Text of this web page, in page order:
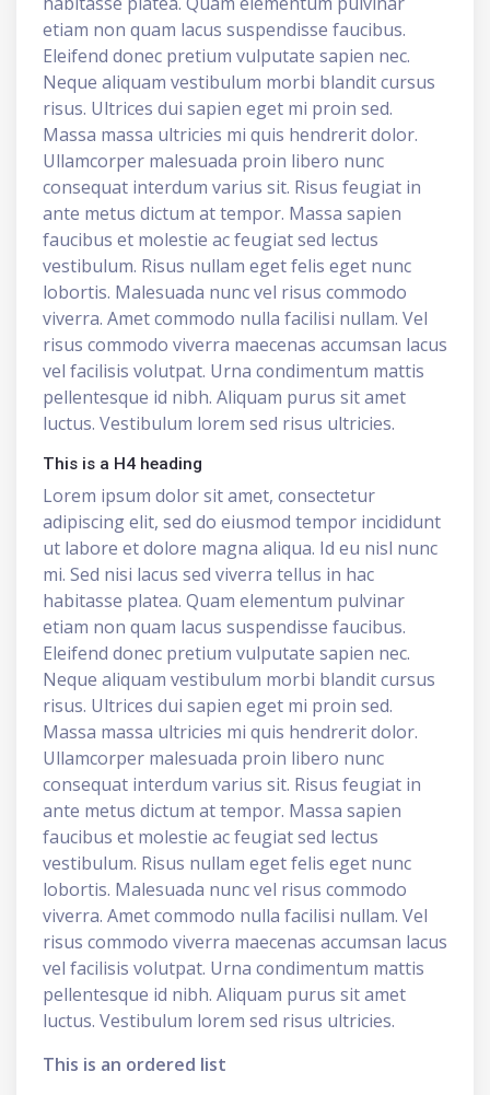
etiam non quam lacus suspendisse faucibus.
Eleifend donec pretium vulputate sapien nec.
Neque aliquam vestibulum morbi blandit cursus
risus. Ultrices dui sapien eget mi proin sed.
Massa massa ultricies mi quis hendrerit dolor.
Ullamcorper malesuada proin libero nunc
consequat interdum varius sit. Risus feugiat in
ante metus dictum at tempor. Massa sapien
faucibus et molestie ac feugiat sed lectus
vestibulum. Risus nullam eget felis eget nunc
lobortis. Malesuada nunc vel risus commodo
viverra. Amet commodo nulla facilisi nullam. Vel
risus commodo viverra maecenas accumsan lacus
vel facilisis volutpat. Urna condimentum mattis
pellentesque id nibh. Aliquam purus sit amet
luctus. Vestibulum lorem sed risus ultricies.
This is a H4 heading
Lorem ipsum dolor sit amet, consectetur
adipiscing elit, sed do eiusmod tempor incididunt
ut labore et dolore magna aliqua. Id eu nisl nunc
mi. Sed nisi lacus sed viverra tellus in hac
habitasse platea. Quam elementum pulvinar
etiam non quam lacus suspendisse faucibus.
Eleifend donec pretium vulputate sapien nec.
Neque aliquam vestibulum morbi blandit cursus
risus. Ultrices dui sapien eget mi proin sed.
Massa massa ultricies mi quis hendrerit dolor.
Ullamcorper malesuada proin libero nunc
consequat interdum varius sit. Risus feugiat in
ante metus dictum at tempor. Massa sapien
faucibus et molestie ac feugiat sed lectus
vestibulum. Risus nullam eget felis eget nunc
lobortis. Malesuada nunc vel risus commodo
viverra. Amet commodo nulla facilisi nullam. Vel
risus commodo viverra maecenas accumsan lacus
vel facilisis volutpat. Urna condimentum mattis
pellentesque id nibh. Aliquam purus sit amet
luctus. Vestibulum lorem sed risus ultricies.
This is an ordered list